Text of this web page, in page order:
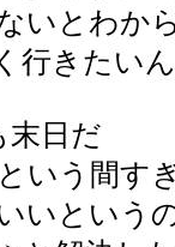
いとわか
行きたい
末日だ
いう間す
いという